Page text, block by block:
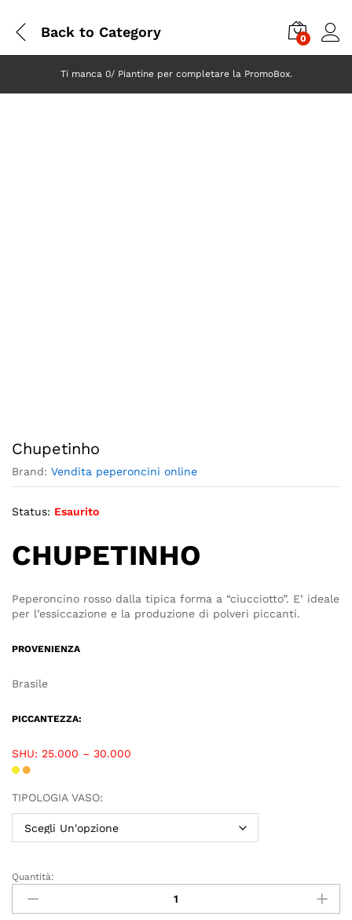
Back to Category 0
Chupetinho
Brand: Vendita peperoncini online
Status: Esaurito
CHUPETINHO
Peperoncino rosso dalla tipica forma a “ciucciotto”. E’ ideale
per l’essiccazione e la produzione di polveri piccanti.
PROVENIENZA
Brasile
PICCANTEZZA:
SHU: 25.000 – 30.000
TIPOLOGIA VASO:
Quantità:
Ti manca 0/ Piantine per completare la PromoBox.